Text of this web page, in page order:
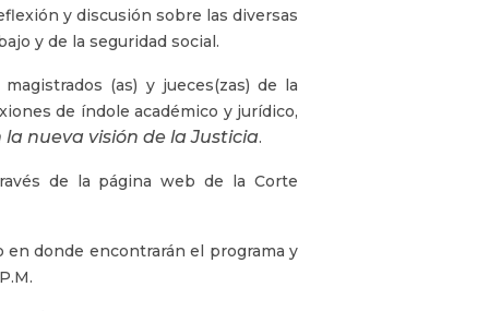
y discusión sobre las diversas
y de la seguridad social.
(as) y jueces(zas) de la
de índole académico y jurídico,
nueva visión de la Justicia.
de la página web de la Corte
donde encontrarán el programa y